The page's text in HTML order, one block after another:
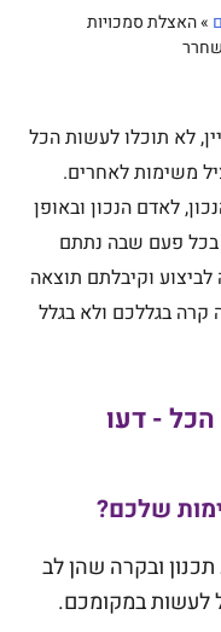
»האצלת סמכויות
לא תוכלו לעשות הכל
משימות לאחרים.
לאדם הנכון ובאופן
בכל פעם שבה נתתם
וקיבלתם תוצאה
קרה בגללכם ולא בגלל
- דעו
שלכם?
ובקרה שהן לב
לעשות במקומכם.